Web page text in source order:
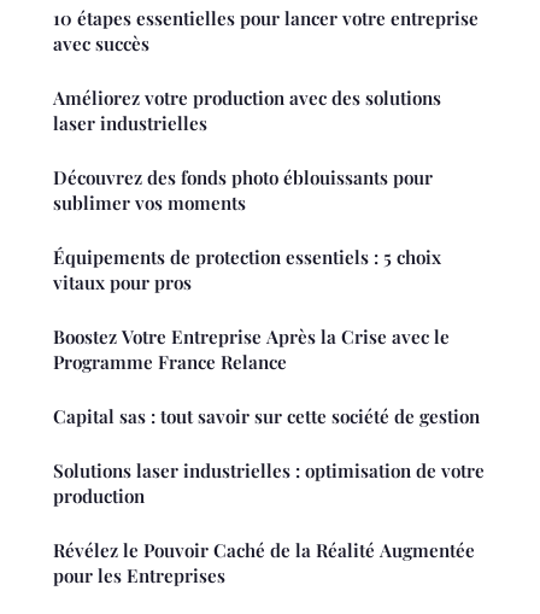
10 étapes essentielles pour lancer votre entreprise
avec succès
Améliorez votre production avec des solutions
laser industrielles
Découvrez des fonds photo éblouissants pour
sublimer vos moments
Équipements de protection essentiels : 5 choix
vitaux pour pros
Boostez Votre Entreprise Après la Crise avec le
Programme France Relance
Capital sas : tout savoir sur cette société de gestion
Solutions laser industrielles : optimisation de votre
production
Révélez le Pouvoir Caché de la Réalité Augmentée
pour les Entreprises